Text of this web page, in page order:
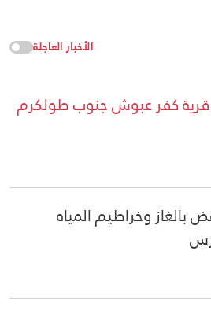
الأخبار العاجلة
قرية كفر عبوش جنوب طولكرم
بالغاز وخراطيم المياه